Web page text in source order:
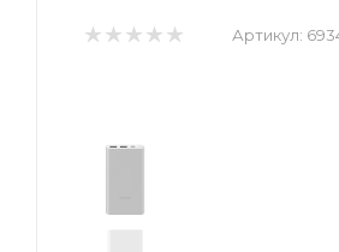
Артикул: